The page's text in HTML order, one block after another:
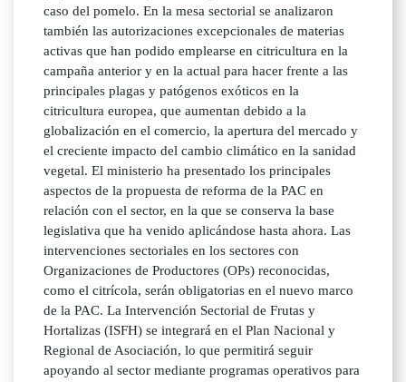
caso del pomelo. En la mesa sectorial se analizaron
también las autorizaciones excepcionales de materias
activas que han podido emplearse en citricultura en la
campaña anterior y en la actual para hacer frente a las
principales plagas y patógenos exóticos en la
citricultura europea, que aumentan debido a la
globalización en el comercio, la apertura del mercado y
el creciente impacto del cambio climático en la sanidad
vegetal. El ministerio ha presentado los principales
aspectos de la propuesta de reforma de la PAC en
relación con el sector, en la que se conserva la base
legislativa que ha venido aplicándose hasta ahora. Las
intervenciones sectoriales en los sectores con
Organizaciones de Productores (OPs) reconocidas,
como el citrícola, serán obligatorias en el nuevo marco
de la PAC. La Intervención Sectorial de Frutas y
Hortalizas (ISFH) se integrará en el Plan Nacional y
Regional de Asociación, lo que permitirá seguir
apoyando al sector mediante programas operativos para